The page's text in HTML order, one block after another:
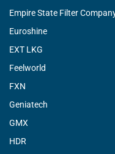
Euroshine
EXT LKG
Feelworld
FXN
Geniatech
GMX
HDR